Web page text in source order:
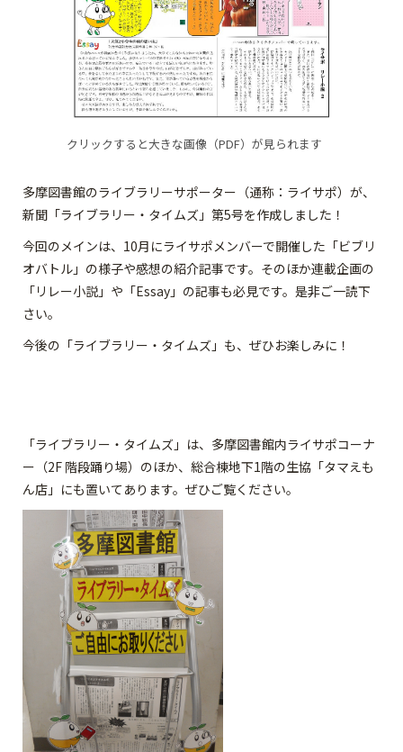
クリックすると大きな画像（PDF）が見られます
多摩図書館のライブラリーサポーター（通称：ライサポ）が、
新聞「ライブラリー・タイムズ」第5号を作成しました！
今回のメインは、10月にライサポメンバーで開催した「ビブリ
オバトル」の様子や感想の紹介記事です。そのほか連載企画の
「リレー小説」や「Essay」の記事も必見です。是非ご一読下
さい。
今後の「ライブラリー・タイムズ」も、ぜひお楽しみに！
「ライブラリー・タイムズ」は、多摩図書館内ライサポコーナ
ー（2F 階段踊り場）のほか、総合棟地下1階の生協「タマえも
ん店」にも置いてあります。ぜひご覧ください。